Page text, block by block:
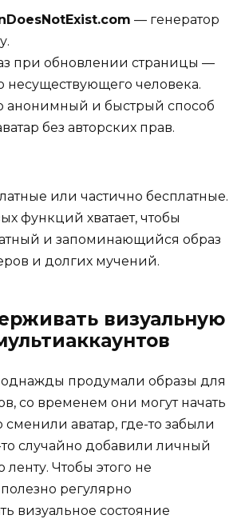
— генератор
при обновлении страницы —
несуществующего человека.
анонимный и быстрый способ
без авторских прав.
или частично бесплатные.
функций хватает, чтобы
и запоминающийся образ
и долгих мучений.
визуальную
продумали образы для
со временем они могут начать
сменили аватар, где-то забыли
то случайно добавили личный
ленту. Чтобы этого не
регулярно
визуальное состояние